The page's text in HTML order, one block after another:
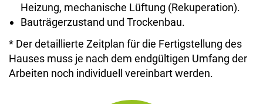
Heizung, mechanische Lüftung (Rekuperation).
Bauträgerzustand und Trockenbau.
* Der detaillierte Zeitplan für die Fertigstellung des
Hauses muss je nach dem endgültigen Umfang der
Arbeiten noch individuell vereinbart werden.